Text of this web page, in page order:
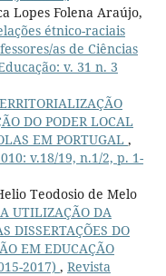
Lopes Folena Araújo,
étnico-raciais
as de Ciências
v. 31 n. 3
DO PODER LOCAL
EM PORTUGAL ,
v.18/19, n.1/2, p. 1-
Teodosio de Melo
A UTILIZAÇÃO DA
DISSERTAÇÕES DO
EM EDUCAÇÃO
2017) , Revista